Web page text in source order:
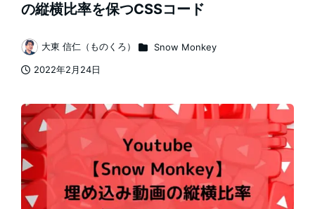
の縦横比率を保つCSSコード
2022年2月24日
著
者
大東 信仁（ものくろ） カテゴリー
Snow Monkey